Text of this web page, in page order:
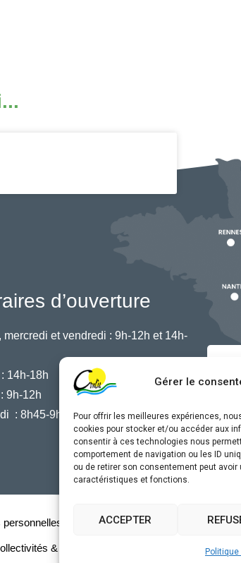
Gérer le
Pour offrir les meilleures expériences,
cookies pour stocker et/ou accéder aux
consentir à ces technologies nous
comportement de navigation ou les ID
ou de retirer son consentement peut
caractéristiques et fonctions.
ACCEPTER
d’ouverture
mercredi et vendredi : 9h-12h et 14h-
14h-18h
9h-12h
: 8h45-9h45
Accessibilité Plan du
& GRC/GRU)